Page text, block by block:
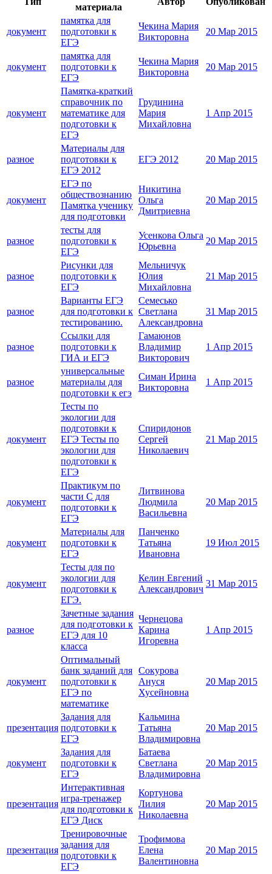
материала
документ
памятка для
подготовки к
ЕГЭ
Чекина Мария
Викторовна
20 Мар 2015
документ
памятка для
подготовки к
ЕГЭ
Чекина Мария
Викторовна
20 Мар 2015
документ
Памятка-краткий
справочник по
математике для
подготовки к
ЕГЭ
Грудинина
Мария
Михайловна
1 Апр 2015
разное
Материалы для
подготовки к
ЕГЭ 2012
ЕГЭ 2012 20 Мар 2015
документ
ЕГЭ по
обществознанию
Памятка ученику
для подготовки
Никитина
Ольга
Дмитриевна
20 Мар 2015
разное
тесты для
подготовки к
ЕГЭ
Усенкова Ольга
Юрьевна
20 Мар 2015
разное
Рисунки для
подготовки к
ЕГЭ
Мельничук
Юлия
Михайловна
21 Мар 2015
разное
Варианты ЕГЭ
для подготовки к
тестированию.
Семесько
Светлана
Александровна
31 Мар 2015
разное
Ссылки для
подготовки к
ГИА и ЕГЭ
Гамаюнов
Владимир
Викторович
1 Апр 2015
разное
универсальные
материалы для
подготовки к егэ
Симан Ирина
Викторовна
1 Апр 2015
документ
Тесты по
экологии для
подготовки к
ЕГЭ Тесты по
экологии для
подготовки к
ЕГЭ
Спиридонов
Сергей
Николаевич
21 Мар 2015
документ
Практикум по
части С для
подготовки к
ЕГЭ
Литвинова
Людмила
Васильевна
20 Мар 2015
документ
Материалы для
подготовки к
ЕГЭ
Панченко
Татьяна
Ивановна
19 Июл 2015
документ
Тесты для по
экологии для
подготовки к
ЕГЭ.
Келин Евгений
Александрович
31 Мар 2015
разное
Зачетные задания
для подготовки к
ЕГЭ для 10
класса
Чернецова
Карина
Игоревна
1 Апр 2015
документ
Оптимальный
банк заданий для
подготовки к
ЕГЭ по
математике
Сокурова
Ануся
Хусейновна
20 Мар 2015
презентация
Задания для
подготовки к
ЕГЭ
Кальмина
Татьяна
Владимировна
20 Мар 2015
документ
Задания для
подготовки к
ЕГЭ
Батаева
Светлана
Владимировна
20 Мар 2015
презентация
Интерактивная
игра-тренажер
для подготовки к
ЕГЭ Диск
Кортунова
Лилия
Николаевна
20 Мар 2015
презентация
Тренировочные
задания для
подготовки к
ЕГЭ
Трофимова
Елена
Валентиновна
20 Мар 2015